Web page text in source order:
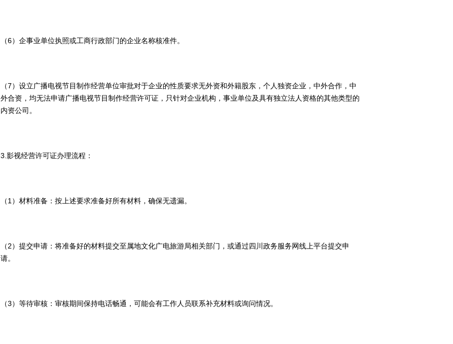
（6）企事业单位执照或工商行政部门的企业名称核准件。
（7）设立广播电视节目制作经营单位审批对于企业的性质要求无外资和外籍股东，个人独资企业，中外合作，中
外合资，均无法申请广播电视节目制作经营许可证，只针对企业机构，事业单位及具有独立法人资格的其他类型的
内资公司。
3.影视经营许可证办理流程：
（1）材料准备：按上述要求准备好所有材料，确保无遗漏。
（2）提交申请：将准备好的材料提交至属地文化广电旅游局相关部门，或通过四川政务服务网线上平台提交申
请。
（3）等待审核：审核期间保持电话畅通，可能会有工作人员联系补充材料或询问情况。